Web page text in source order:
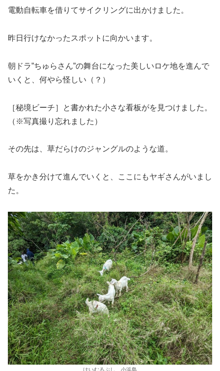
電動自転車を借りてサイクリングに出かけました。
昨日行けなかったスポットに向かいます。
朝ドラ”ちゅらさん”の舞台になった美しいロケ地を進んで
いくと、何やら怪しい（？）
［秘境ビーチ］と書かれた小さな看板がを見つけました。
（※写真撮り忘れました）
その先は、草だらけのジャングルのような道。
草をかき分けて進んでいくと、ここにもヤギさんがいまし
た。
はいむるぶし 小浜島